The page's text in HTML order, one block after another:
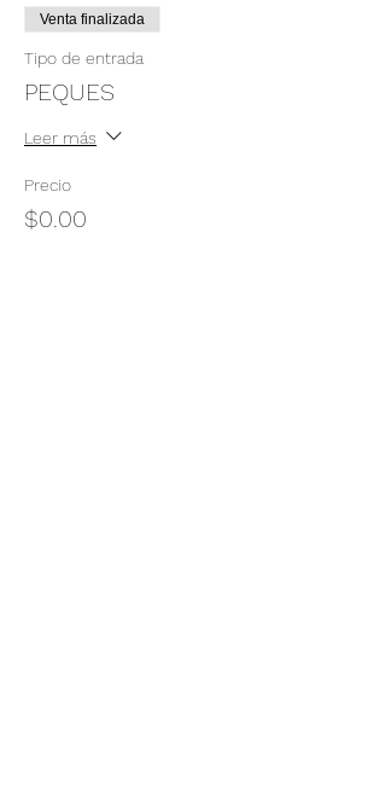
Venta finalizada
Tipo de entrada
PEQUES
Leer más
Precio
$0.00